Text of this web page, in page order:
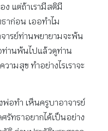
ง แต่ถ้าเรามีสติมี
ก่อน เออทำไม
ารย์ท่านพยายามจะพ้น
ท่านพ้นไปแล้วดูท่าน
ามสุข ทำอย่างไรเราจะ
อทำ เห็นครูบาอาจารย์
รัทธาอยากได้เป็นอย่าง